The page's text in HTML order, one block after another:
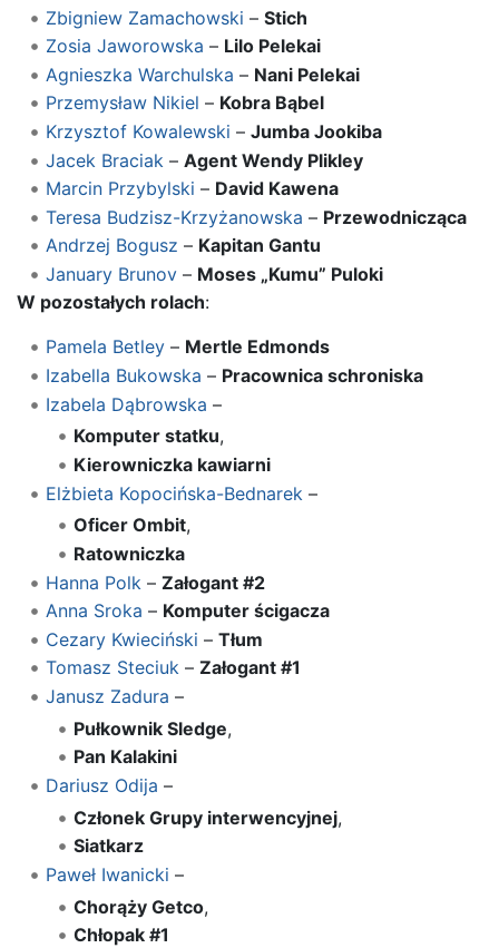
Zbigniew Zamachowski – Stich
Zosia Jaworowska – Lilo Pelekai
Agnieszka Warchulska – Nani Pelekai
Przemysław Nikiel – Kobra Bąbel
Krzysztof Kowalewski – Jumba Jookiba
Jacek Braciak – Agent Wendy Plikley
Marcin Przybylski – David Kawena
Teresa Budzisz-Krzyżanowska – Przewodnicząca
Andrzej Bogusz – Kapitan Gantu
January Brunov– Moses „Kumu” Puloki
W pozostałych rolach:
Pamela Betley– Mertle Edmonds
Izabella Bukowska – Pracownica schroniska
Izabela Dąbrowska –
Komputer statku,
Kierowniczka kawiarni
Elżbieta Kopocińska-Bednarek –
Oficer Ombit,
Ratowniczka
Hanna Polk – Załogant #2
Anna Sroka – Komputer ścigacza
Cezary Kwieciński – Tłum
Tomasz Steciuk– Załogant #1
Janusz Zadura –
Pułkownik Sledge,
Pan Kalakini
Dariusz Odija –
Członek Grupy interwencyjnej,
Siatkarz
Paweł Iwanicki –
Chorąży Getco,
Chłopak #1